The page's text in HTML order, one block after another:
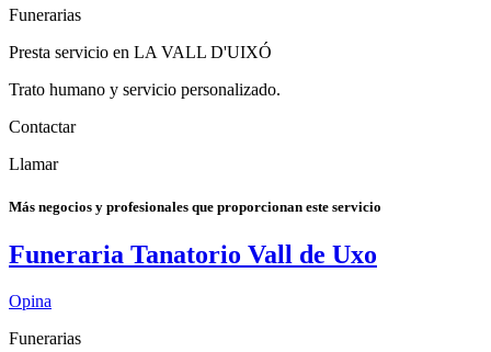
Funerarias
Presta servicio en LA VALL D'UIXÓ
Trato humano y servicio personalizado.
Contactar
Llamar
Más negocios y profesionales que proporcionan este servicio
Funeraria Tanatorio Vall de Uxo
Opina
Funerarias